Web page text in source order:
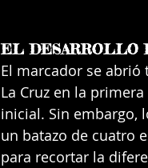
EL DESARROLLO
El marcador se abrió
La Cruz en la
inicial. Sin embargo,
un batazo de cuatro
para recortar la